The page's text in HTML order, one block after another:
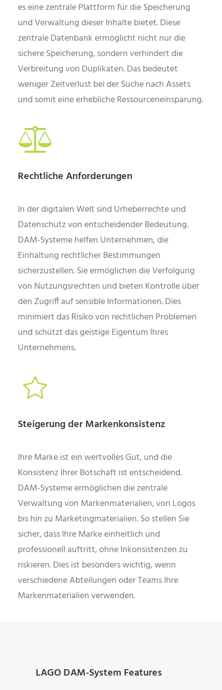
es eine zentrale Plattform für die Speicherung
und Verwaltung dieser Inhalte bietet. Diese
zentrale Datenbank ermöglicht nicht nur die
sichere Speicherung, sondern verhindert die
Verbreitung von Duplikaten. Das bedeutet
weniger Zeitverlust bei der Suche nach Assets
und somit eine erhebliche Ressourceneinsparung.
Rechtliche Anforderungen
In der digitalen Welt sind Urheberrechte und
Datenschutz von entscheidender Bedeutung.
DAM-Systeme helfen Unternehmen, die
Einhaltung rechtlicher Bestimmungen
sicherzustellen. Sie ermöglichen die Verfolgung
von Nutzungsrechten und bieten Kontrolle über
den Zugriff auf sensible Informationen. Dies
minimiert das Risiko von rechtlichen Problemen
und schützt das geistige Eigentum Ihres
Unternehmens.
Steigerung der Markenkonsistenz
Ihre Marke ist ein wertvolles Gut, und die
Konsistenz Ihrer Botschaft ist entscheidend.
DAM-Systeme ermöglichen die zentrale
Verwaltung von Markenmaterialien, von Logos
bis hin zu Marketingmaterialien. So stellen Sie
sicher, dass Ihre Marke einheitlich und
professionell auftritt, ohne Inkonsistenzen zu
riskieren. Dies ist besonders wichtig, wenn
verschiedene Abteilungen oder Teams Ihre
Markenmaterialien verwenden.
LAGO DAM-System Features